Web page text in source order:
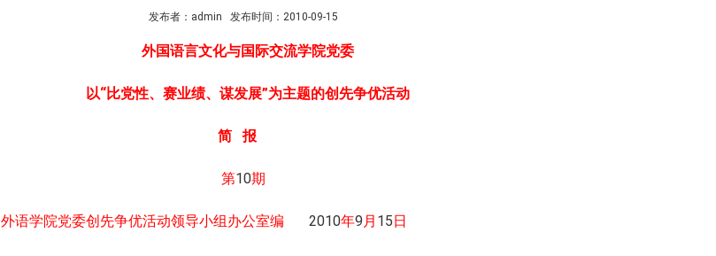
发布者：admin 发布时间：2010-09-15
外国语言文化与国际交流学院党委
以“比党性、赛业绩、谋发展”为主题的创先争优活动
简 报
第10期
外语学院党委创先争优活动领导小组办公室编 2010年9月 15日